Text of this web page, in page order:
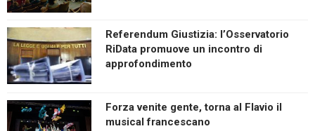
Referendum Giustizia: l’Osservatorio
RiData promuove un incontro di
approfondimento
Forza venite gente, torna al Flavio il
musical francescano